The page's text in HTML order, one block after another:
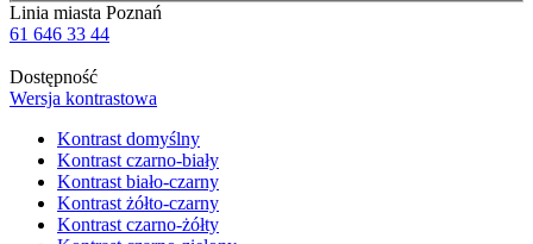
Linia miasta Poznań
61 646 33 44
Dostępność
Wersja kontrastowa
Kontrast domyślny
Kontrast czarno-biały
Kontrast biało-czarny
Kontrast żółto-czarny
Kontrast czarno-żółty